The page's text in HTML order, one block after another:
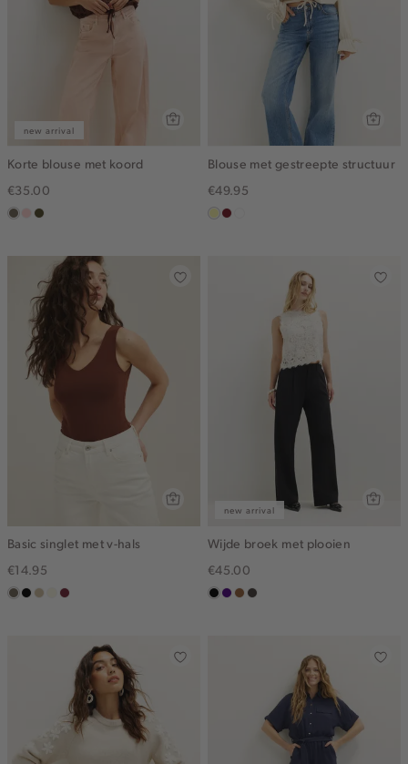
new arrival
Korte blouse met koord
€35.00
middenbruin
pinkgroen,
midden
Blouse met gestreepte structuur
€49.95
lichtgeel
rood,
Basic singlet met v-hals
€14.95
middenbruin
zwartlichtzand
wit,bordeaux
new arrival
Wijde broek met plooien
€45.00
zwart
indigo
deepmocca
choco